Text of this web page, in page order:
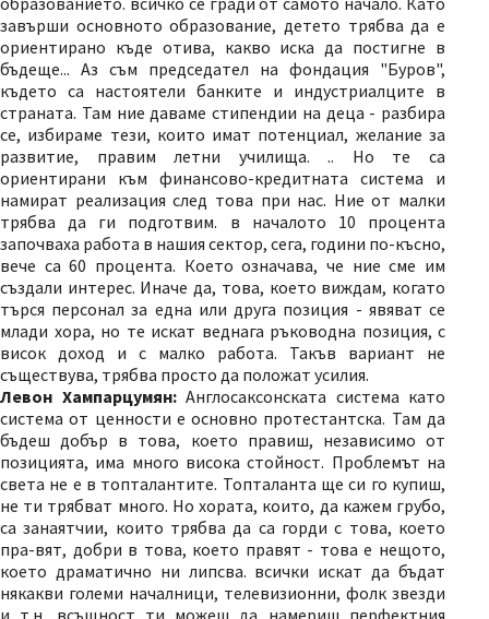
завърши основното образование, детето трябва да е
ориентирано къде отива, какво иска да постигне в
бъдеще... Аз съм председател на фондация "Буров",
където са настоятели банките и индустриалците в
страната. Там ние даваме стипендии на деца - разбира
се, избираме тези, които имат потенциал, желание за
развитие, правим летни училища. .. Но те са
ориентирани към финансово-кредитната система и
намират реализация след това при нас. Ние от малки
трябва да ги подготвим. в началото 10 процента
започваха работа в нашия сектор, сега, години по-късно,
вече са 60 процента. Което означава, че ние сме им
създали интерес. Иначе да, това, което виждам, когато
търся персонал за една или друга позиция - явяват се
млади хора, но те искат веднага ръководна позиция, с
висок доход и с малко работа. Такъв вариант не
съществува, трябва просто да положат усилия.
Левон Хампарцумян:Англосаксонската система като
система от ценности е основно протестантска. Там да
бъдеш добър в това, което правиш, независимо от
позицията, има много висока стойност. Проблемът на
света не е в топталантите. Топталанта ще си го купиш,
не ти трябват много. Но хората, които, да кажем грубо,
са занаятчии, които трябва да са горди с това, което
пра-вят, добри в това, което правят - това е нещото,
което драматично ни липсва. всички искат да бъдат
някакви големи началници, телевизионни, фолк звезди
и т.н. всъщност ти можеш да намериш перфектния